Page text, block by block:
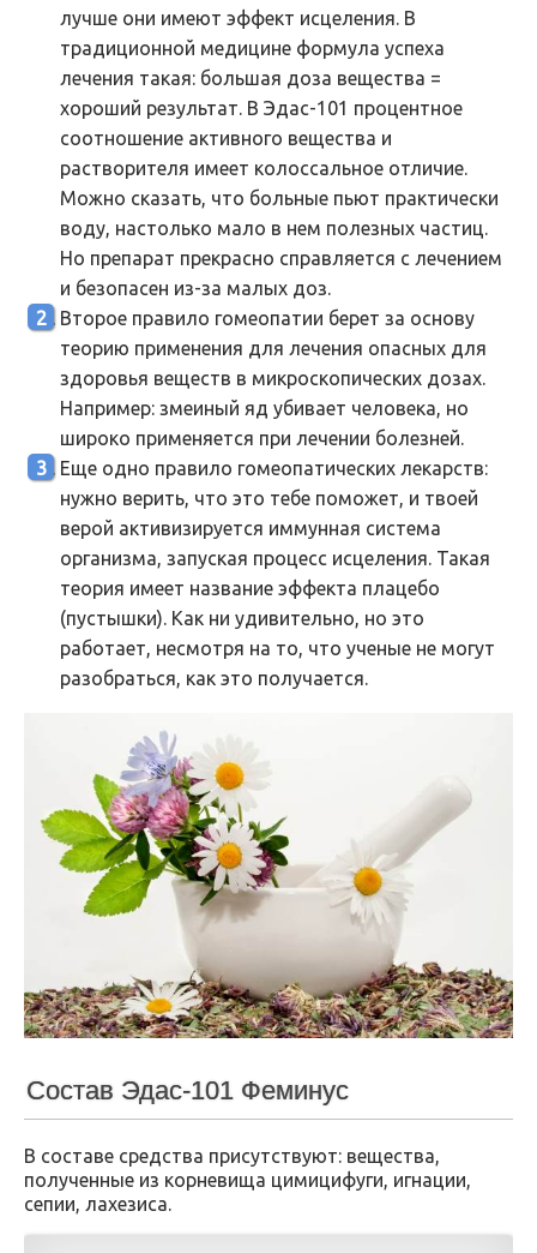
лучше они имеют эффект исцеления. В
традиционной медицине формула успеха
лечения такая: большая доза вещества =
хороший результат. В Эдас-101 процентное
соотношение активного вещества и
растворителя имеет колоссальное отличие.
Можно сказать, что больные пьют практически
воду, настолько мало в нем полезных частиц.
Но препарат прекрасно справляется с лечением
и безопасен из-за малых доз.
Второе правило гомеопатии берет за основу
теорию применения для лечения опасных для
здоровья веществ в микроскопических дозах.
Например: змеиный яд убивает человека, но
широко применяется при лечении болезней.
Еще одно правило гомеопатических лекарств:
нужно верить, что это тебе поможет, и твоей
верой активизируется иммунная система
организма, запуская процесс исцеления. Такая
теория имеет название эффекта плацебо
(пустышки). Как ни удивительно, но это
работает, несмотря на то, что ученые не могут
разобраться, как это получается.
Состав Эдас-101 Феминус
В составе средства присутствуют: вещества,
полученные из корневища цимицифуги, игнации,
сепии, лахезиса.